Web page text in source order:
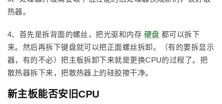
热器。
4、首先是拆背面的螺丝，把光驱和内存 硬盘 都可以拆下
来。然后再拆下键盘就可以把正面螺丝拆卸。（有的要拆显示
器，有的不必）把主板拆卸下来就是更换CPU的过程了。把
散热器拆下来，把散热器上的硅胶擦干净。
新主板能否安旧CPU